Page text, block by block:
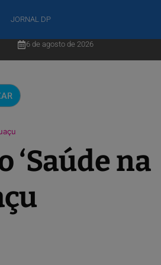
JORNAL DP
6 de agosto de 2026
na